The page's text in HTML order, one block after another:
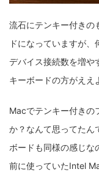
流石にテンキー付きの
ドになっていますが
デバイス接続数を増や
キーボードの方がええ
Macでテンキー付きの
か？なんて思ってたん
ボードも同様の感じ
前に使っていたIntel